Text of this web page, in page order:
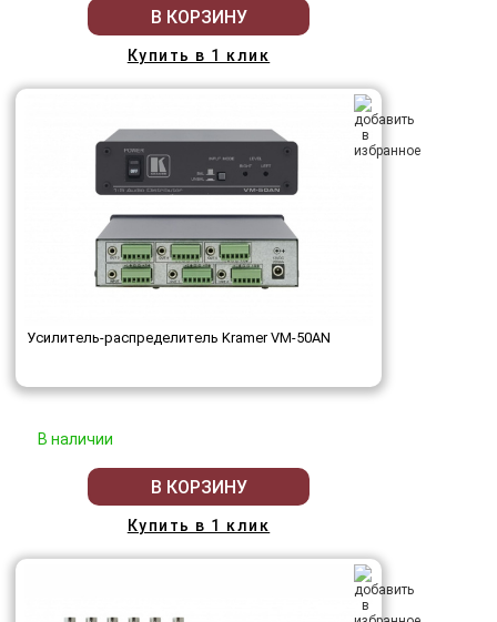
В КОРЗИНУ
Купить в 1 клик
Усилитель-распределитель Kramer VM-50AN
В наличии
В КОРЗИНУ
Купить в 1 клик